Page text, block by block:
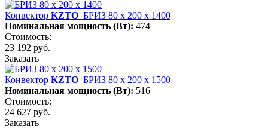
Конвектор KZTO БРИЗ 80 х 200 х 1400
Номинальная мощность (Вт): 474
Стоимость:
23 192 руб.
Заказать
Конвектор KZTO БРИЗ 80 х 200 х 1500
Номинальная мощность (Вт): 516
Стоимость:
24 627 руб.
Заказать